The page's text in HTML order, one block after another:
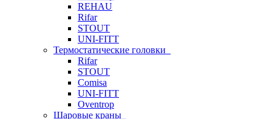
REHAU
Rifar
STOUT
UNI-FITT
Термостатические головки
Rifar
STOUT
Comisa
UNI-FITT
Oventrop
Шаровые краны